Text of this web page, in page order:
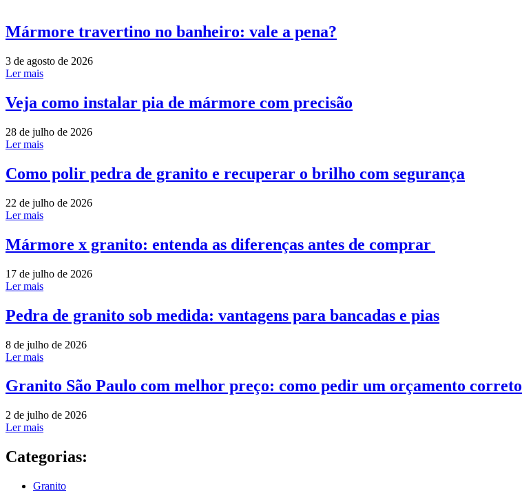
Mármore travertino no banheiro: vale a pena?
3 de agosto de 2026
Ler mais
Veja como instalar pia de mármore com precisão
28 de julho de 2026
Ler mais
Como polir pedra de granito e recuperar o brilho com segurança
22 de julho de 2026
Ler mais
Mármore x granito: entenda as diferenças antes de comprar
17 de julho de 2026
Ler mais
Pedra de granito sob medida: vantagens para bancadas e pias
8 de julho de 2026
Ler mais
Granito São Paulo com melhor preço: como pedir um orçamento correto
2 de julho de 2026
Ler mais
Categorias:
Granito